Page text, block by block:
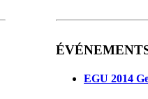
EGU 2014